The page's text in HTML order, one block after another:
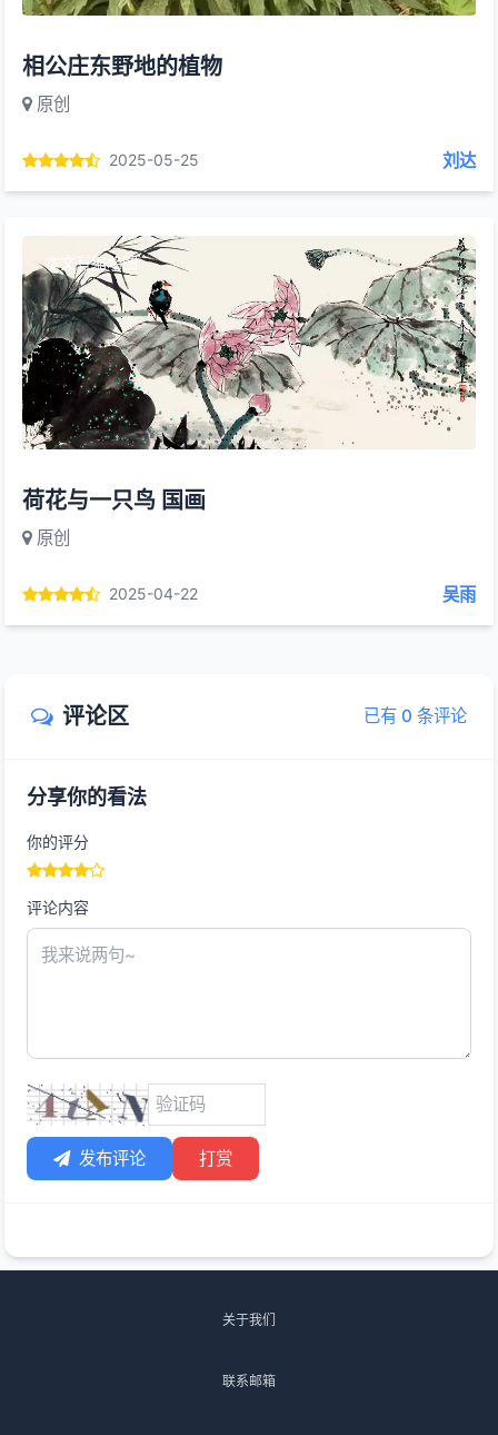
相公庄东野地的植物
原创
2025-05-25 刘达
本文有缩略图
荷花与一只鸟 国画
原创
2025-04-22 吴雨
评论区 已有 0 条评论
分享你的看法
你的评分
评论内容
发布评论 打赏
关于我们
联系邮箱